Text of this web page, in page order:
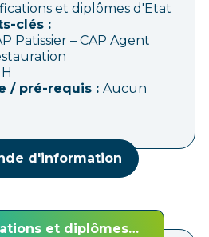
et diplômes d'Etat
clés :
Patissier – CAP Agent
H
/ pré-requis : Aucun
d'information
et diplômes